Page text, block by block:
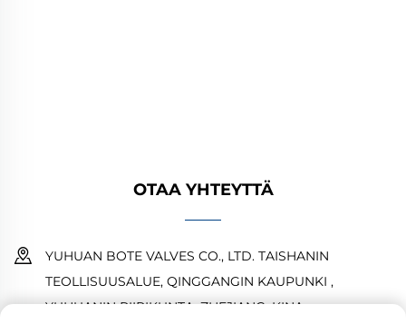
OTAA YHTEYTTÄ
YUHUAN BOTE VALVES CO., LTD. TAISHANIN
TEOLLISUUSALUE, QINGGANGIN KAUPUNKI ,
YUHUANIN PIIRIKUNTA ,ZHEJIANG ,KINA